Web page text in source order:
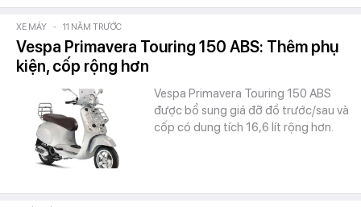
XE MÁY - 11 NĂM TRƯỚC
Vespa Primavera Touring 150 ABS: Thêm phụ
kiện, cốp rộng hơn
Vespa Primavera Touring 150 ABS
được bổ sung giá đỡ đồ trước/sau và
cốp có dung tích 16,6 lít rộng hơn.